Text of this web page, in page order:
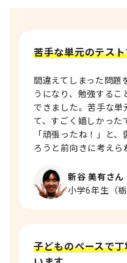
新谷 美有さん
小学6年生（栃
苦手な単元のテス
間違えてしまった問題
うになり、勉強する
できました。苦手な
て、すごく嬉しかった
「頑張ったね！」と
ろうと前向きに考えら
子どものペースで